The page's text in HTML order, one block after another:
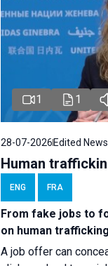
1 1
28-07-2026Edited
Human
ENG FRA
From fake jobs to
on human
A job offer can